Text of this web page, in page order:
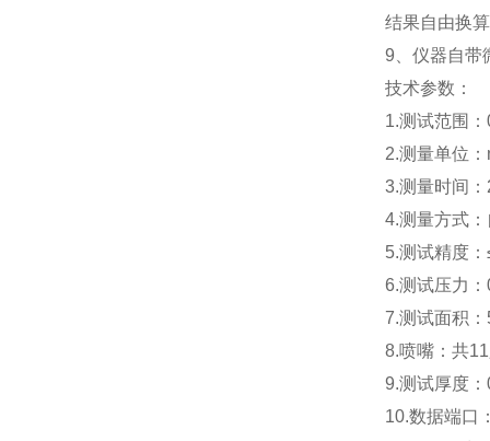
结果自由换算
9、仪器自带
技术参数：
1.测试范围
2.测量单位：
3.测量时间
4.测量方式
5.测试精度
6.测试压力
7.测试面积：
8.喷嘴：共
9.测试厚度
10.数据端口